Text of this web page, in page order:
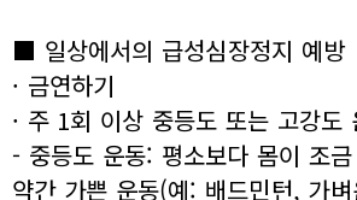
■ 일상에서의 급성심장정지 예방
· 금연하기
· 주 1회 이상 중등도 또는 고강도
- 중등도 운동: 평소보다 몸이 조
약간 가쁜 운동(예: 배드민턴, 가